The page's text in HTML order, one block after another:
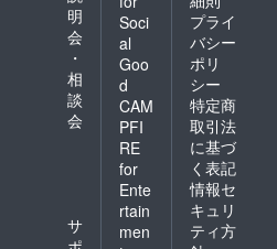
明
会
・
相
談
会
サ
Soci
al
Goo
d
CAM
PFI
RE
for
Ente
rtain
men
プライ
バシー
ポリ
シー
特定商
取引法
に基づ
く表記
情報セ
キュリ
ティ方